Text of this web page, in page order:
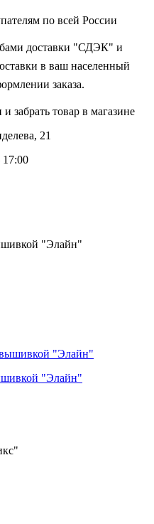
по всей России
доставки "СДЭК" и
в ваш населенный
заказа.
забрать товар в магазине
21
"Элайн"
"Элайн"